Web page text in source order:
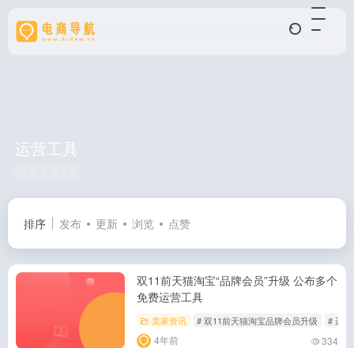
运营工具
排序 发布 更新 浏览 点赞
双11前天猫淘宝“品牌会员”升级 公布多个
免费运营工具
卖家资讯 # 双11前天猫淘宝品牌会员升级 # 运
4年前 334